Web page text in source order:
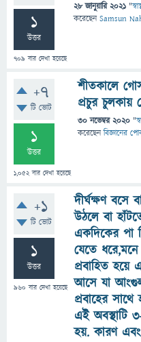
1
উত্তর
709 বার দেখা হয়েছে
28 জানুয়ারি 2021 "
করেছেনSamsun
+7
টি ভোট
1
উত্তর
1,052বার দেখা হয়েছে
শীতকালে
প্রচুর চুলকায়
30 নভেম্বর 2020 "
করেছেনবিজ্ঞানের
+1
টি ভোট
1
উত্তর
960 বার দেখা হয়েছে
দীর্ঘক্ষণ বসে
উঠলে বা
একদিকের পা
যেতে
প্রবাহিত হয়ে
আসে যা আংগুল
প্রবাহের
এই অবস্থাটি
হয়. কারণ